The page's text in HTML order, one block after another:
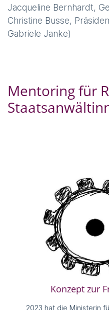
Jacqueline Bernhardt,
Christine Busse,
Gabriele Janke)
Mentoring für
Konzept zur
2023 hat die Ministerin